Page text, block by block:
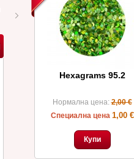
Hexagrams 95.2
Нормална цена: 2,00 €
Специална цена 1,00 €
Купи